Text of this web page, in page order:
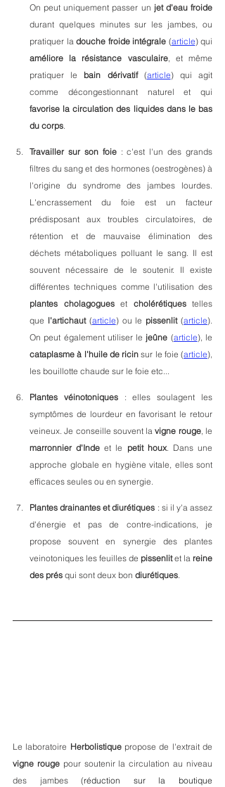
On peut uniquement passer un jet d'eau froide
durant quelques minutes sur les jambes, ou
pratiquer la douche froide intégrale (article
améliore la résistance vasculaire, et même
pratiquer le bain dérivatif (article) qui agit
favorise la circulation des liquides dans le bas
du corps.
Travailler sur son foie : c'est l'un des grands
filtres du sang et des hormones (oestrogènes) à
l'origine du syndrome des jambes lourdes.
L'encrassement du foie est un facteur
prédisposant aux troubles circulatoires, de
rétention et de mauvaise élimination des
déchets métaboliques polluant le sang. Il est
souvent nécessaire de le soutenir. Il existe
plantes cholagogues et cholérétiques telles
que l'artichaut (article) ou le pissenlit (article).
On peut également utiliser le jeûne (article
cataplasme à l'huile de ricin sur le foie (article),
les bouillotte chaude sur le foie etc...
Plantes véinotoniques : elles soulagent les
symptômes de lourdeur en favorisant le retour
veineux. Je conseille souvent la vigne rouge
marronnier d'Inde et le petit houx. Dans une
approche globale en hygiène vitale, elles sont
efficaces seules ou en synergie.
Plantes drainantes et diurétiques : si il y'a assez
d'énergie et pas de contre-indications, je
propose souvent en synergie des plantes
veinotoniques les feuilles de pissenlit et la reine
des prés qui sont deux bon diurétiques.
Le laboratoire Herbolistique
vigne rouge pour soutenir la circulation au niveau
des jambes (